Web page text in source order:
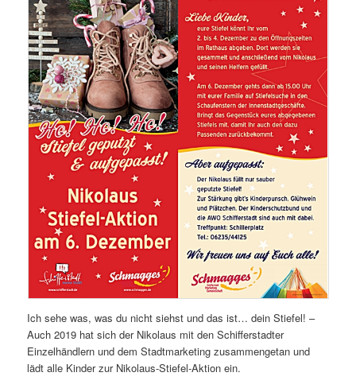
Ich sehe was, was du nicht siehst und das ist… dein Stiefel! –
Auch 2019 hat sich der Nikolaus mit den Schifferstadter
Einzelhändlern und dem Stadtmarketing zusammengetan und
lädt alle Kinder zur Nikolaus-Stiefel-Aktion ein.